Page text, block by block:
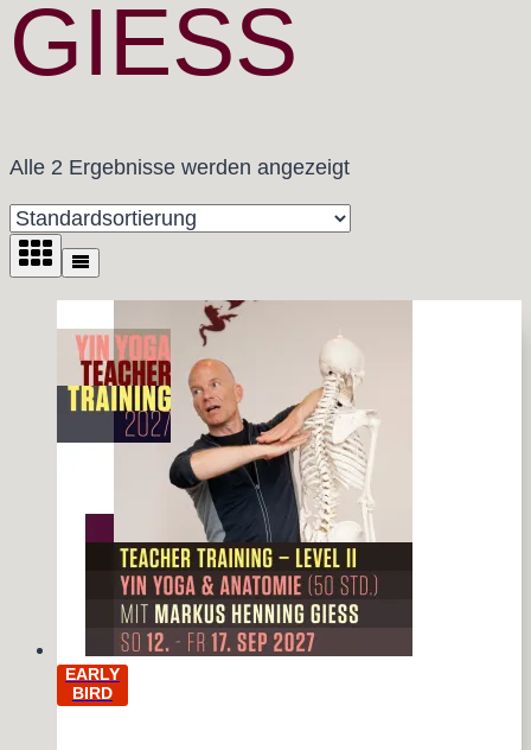
GIESS
Alle 2 Ergebnisse werden angezeigt
EARLY
BIRD